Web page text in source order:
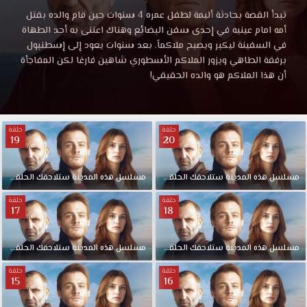
هذه
المدينة
ستلاحقك
الحلقة
10
موقع
قصة
عشق
HD
مشاهدة
مسلسل
هذه
المدينة
ستلاحقك
موقع
قصة
عشق
HD.
تبدأ
القصة
بحادثة
أليمة
لطفل
عمره
سنوات
حين
تبدأ القصة بحادثة أليمة لطفل عمره 4 سنوات حين قام والده بقتل
أمه امام عينيه في إحدى سفن البضائع وهناك اعتنى به أحد الطهاة
في السفينة ليكبر ويصبح ملاكماً. بعد سنوات يعود إلى إسطنبول
برفقة الطاهي ويزور الملاكم الأسطوري شاهين فارغا لكن المفاجأة
أن هذا الملاكم هو والده الحقيقي!
حلقة
20
مسلسلهذهالمدينةستلاحقك الحلقة 20
حلقة
19
مسلسلهذهالمدينةستلاحقك الحلقة 19
حلقة
18
مسلسلهذهالمدينةستلاحقك الحلقة 18
حلقة
17
مسلسلهذهالمدينةستلاحقك الحلقة 17
حلقة
16
حلقة
15